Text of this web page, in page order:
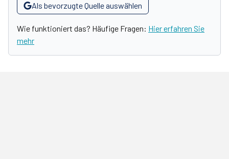
Als bevorzugte Quelle auswählen
Wie funktioniert das? Häufige Fragen: Hier erfahren Sie
mehr